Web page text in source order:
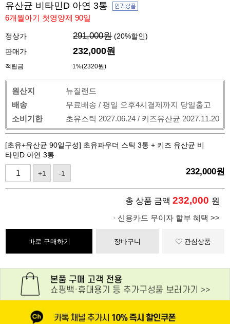
유산균 비타민D 아연 3통
6개월아기 첫영양제 90일
정상가 291,000원 (20%할인)
판매가
232,000원
적립금 1%(2320원)
원산지
뉴질랜드
배송
무료배송 / 평일 오후4시결제까지 당일출고
소비기한
초유스틱 2027.06.24 / 키즈유산균 2027.11.20
[초유+유산균 90일구성] 초유파우더 스틱 3통 + 키즈 유산균 비
타민D 아연 3통
+1 -1 232,000원
총 상품 금액 232,000 원
· 신용카드 무이자 할부 혜택 >>
바로 구매하기 장바구니 관심상품